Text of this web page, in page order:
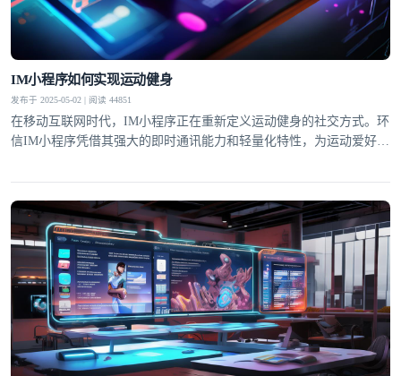
IM小程序如何实现运动健身
发布于 2025-05-02 | 阅读 44851
在移动互联网时代，IM小程序正在重新定义运动健身的社交方式。环
信IM小程序凭借其强大的即时通讯能力和轻量化特性，为运动爱好者
过无缝嵌入社交场景的运动功能，用户可以在保持社交连接的同时完
成健身目标，这种"社交+运动"的创新模式正在改变传统健身的孤独
体验。研究表明，社交激励能使运动坚持率提升60%以